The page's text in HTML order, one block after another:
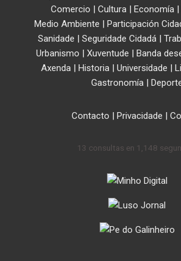
Comercio | Cultura | Economía |
Medio Ambiente | Participación
Sanidade | Seguridade Cidadá |
Urbanismo | Xuventude | Banda
Axenda| Historia| Universidade |
Gastronomía |
Contacto | Privacidade |
13 consultas en 1,148